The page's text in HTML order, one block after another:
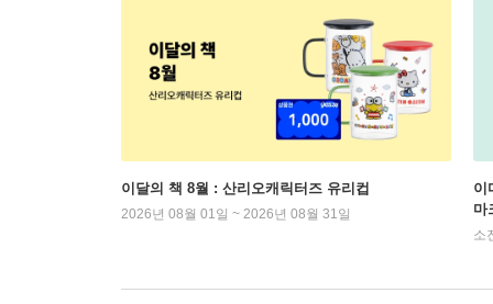
이달의 책 8월 : 산리오캐릭터즈 유리컵
2026년 08월 01일 ~ 2026년 08월 31일
이
마
소